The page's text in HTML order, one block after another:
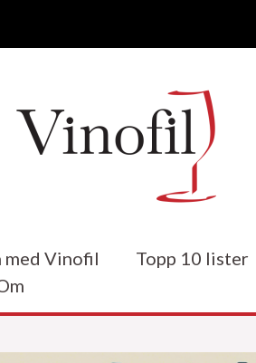
med Vinofil Topp 10 lister